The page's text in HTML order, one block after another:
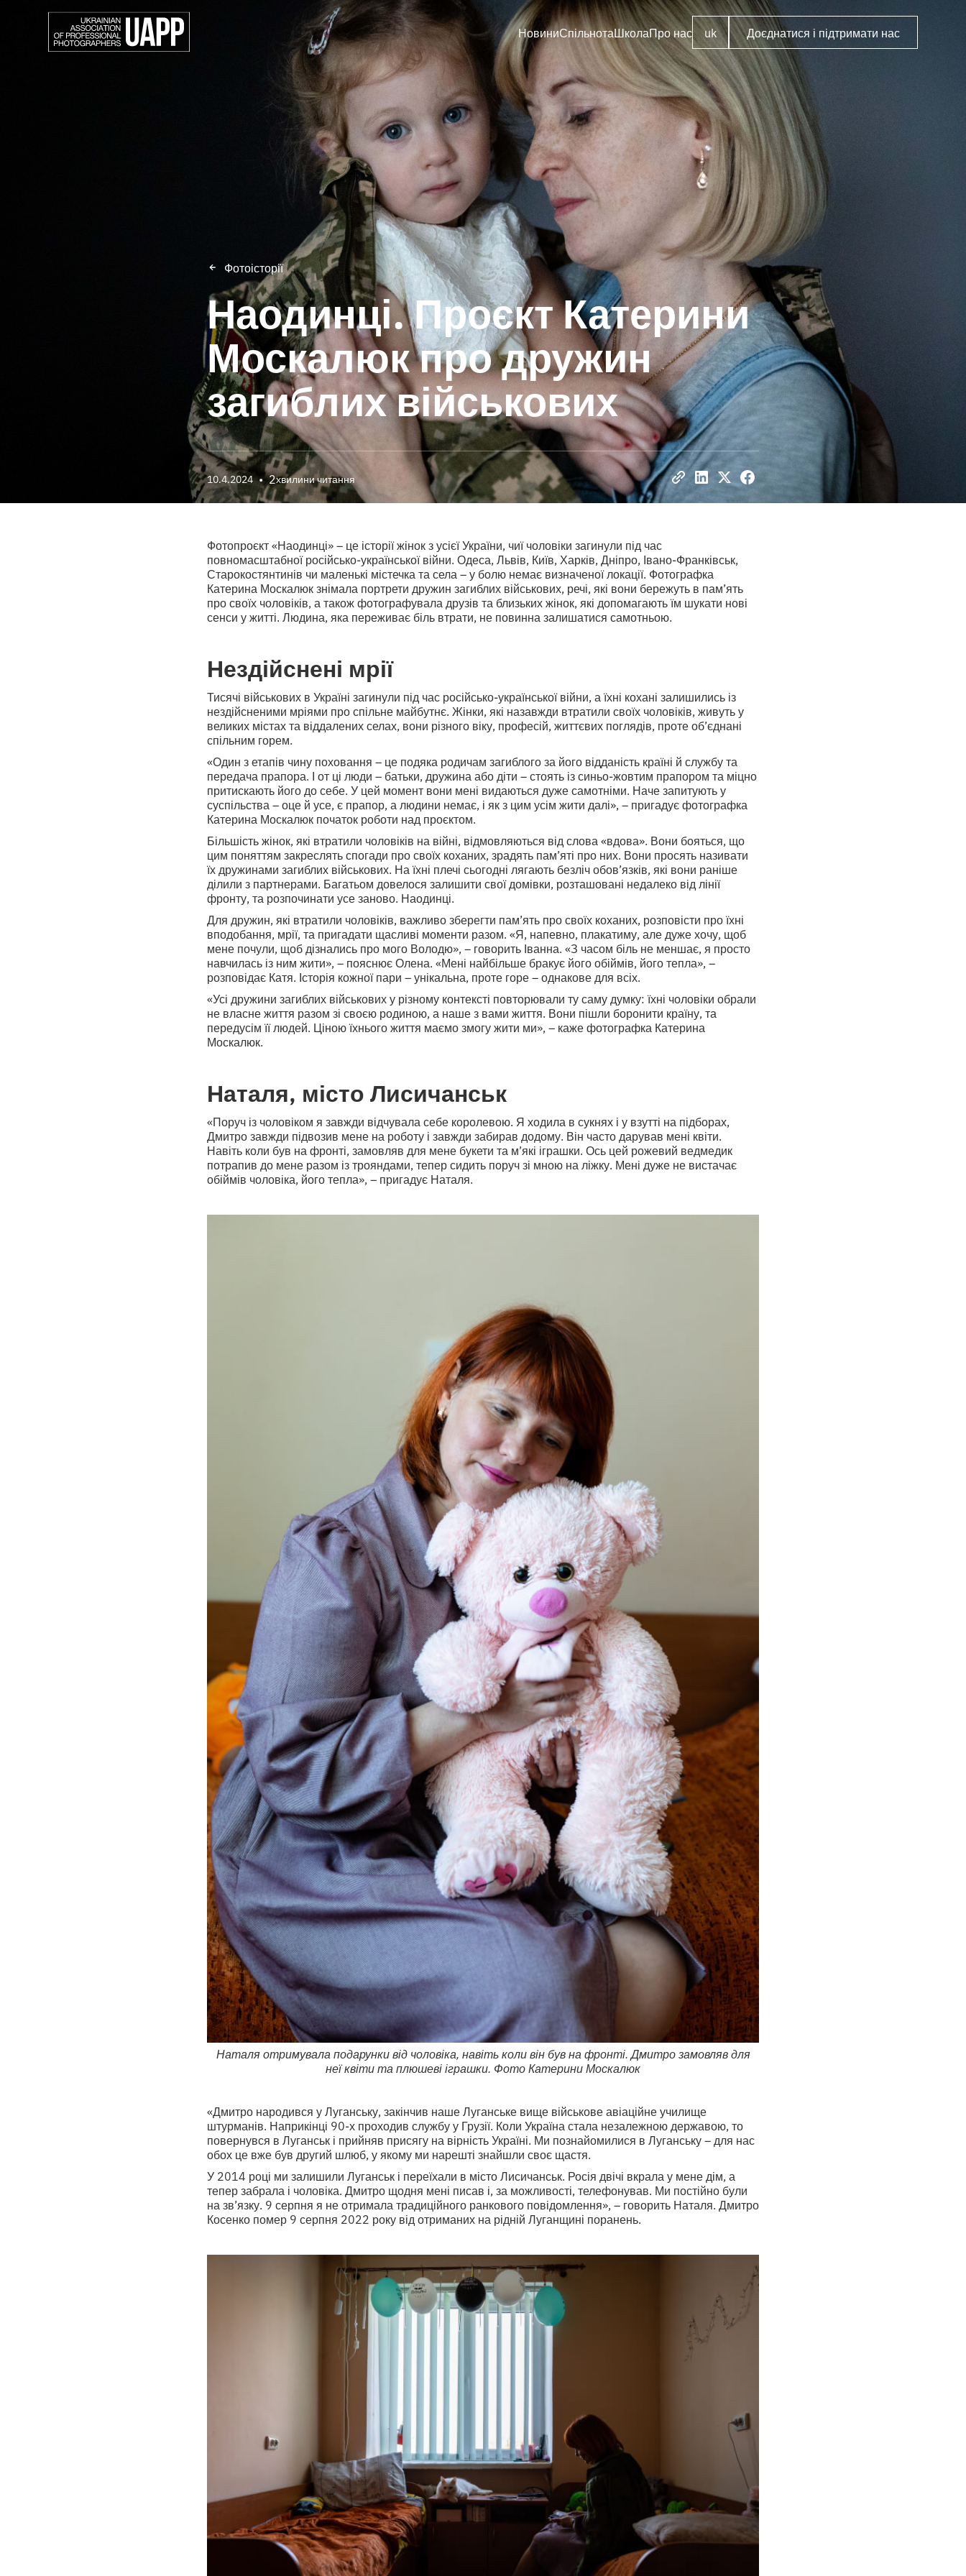
НовиниСпільнотаШколаПро нас uk Доєднатися і підтримати нас
Фотоісторії
Наодинці. Проєкт Катерини
Москалюк про дружин
загиблих військових
10.4.2024 • 2хвилини читання
Фотопроєкт «Наодинці» – це історії жінок з усієї України, чиї чоловіки загинули під час
повномасштабної російсько-української війни. Одеса, Львів, Київ, Харків, Дніпро, Івано-Франківськ,
Старокостянтинів чи маленькі містечка та села – у болю немає визначеної локації. Фотографка
Катерина Москалюк знімала портрети дружин загиблих військових, речі, які вони бережуть в пам’ять
про своїх чоловіків, а також фотографувала друзів та близьких жінок, які допомагають їм шукати нові
сенси у житті. Людина, яка переживає біль втрати, не повинна залишатися самотньою.
Нездійснені мрії
Тисячі військових в Україні загинули під час російсько-української війни, а їхні кохані залишились із
нездійсненими мріями про спільне майбутнє. Жінки, які назавжди втратили своїх чоловіків, живуть у
великих містах та віддалених селах, вони різного віку, професій, життєвих поглядів, проте об’єднані
спільним горем.
«Один з етапів чину поховання – це подяка родичам загиблого за його відданість країні й службу та
передача прапора. І от ці люди – батьки, дружина або діти – стоять із синьо-жовтим прапором та міцно
притискають його до себе. У цей момент вони мені видаються дуже самотніми. Наче запитують у
суспільства – оце й усе, є прапор, а людини немає, і як з цим усім жити далі», – пригадує фотографка
Катерина Москалюк початок роботи над проєктом.
Більшість жінок, які втратили чоловіків на війні, відмовляються від слова «вдова». Вони бояться, що
цим поняттям закреслять спогади про своїх коханих, зрадять пам’яті про них. Вони просять називати
їх дружинами загиблих військових. На їхні плечі сьогодні лягають безліч обов’язків, які вони раніше
ділили з партнерами. Багатьом довелося залишити свої домівки, розташовані недалеко від лінії
фронту, та розпочинати усе заново. Наодинці.
Для дружин, які втратили чоловіків, важливо зберегти пам’ять про своїх коханих, розповісти про їхні
вподобання, мрії, та пригадати щасливі моменти разом. «Я, напевно, плакатиму, але дуже хочу, щоб
мене почули, щоб дізнались про мого Володю», – говорить Іванна. «З часом біль не меншає, я просто
навчилась із ним жити», – пояснює Олена. «Мені найбільше бракує його обіймів, його тепла», –
розповідає Катя. Історія кожної пари – унікальна, проте горе – однакове для всіх.
«Усі дружини загиблих військових у різному контексті повторювали ту саму думку: їхні чоловіки обрали
не власне життя разом зі своєю родиною, а наше з вами життя. Вони пішли боронити країну, та
передусім її людей. Ціною їхнього життя маємо змогу жити ми», – каже фотографка Катерина
Москалюк.
Наталя, місто Лисичанськ
«Поруч із чоловіком я завжди відчувала себе королевою. Я ходила в сукнях і у взутті на підборах,
Дмитро завжди підвозив мене на роботу і завжди забирав додому. Він часто дарував мені квіти.
Навіть коли був на фронті, замовляв для мене букети та м’які іграшки. Ось цей рожевий ведмедик
потрапив до мене разом із трояндами, тепер сидить поруч зі мною на ліжку. Мені дуже не вистачає
обіймів чоловіка, його тепла», – пригадує Наталя.
Наталя отримувала подарунки від чоловіка, навіть коли він був на фронті. Дмитро замовляв для
неї квіти та плюшеві іграшки. Фото Катерини Москалюк
«Дмитро народився у Луганську, закінчив наше Луганське вище військове авіаційне училище
штурманів. Наприкінці 90-х проходив службу у Грузії. Коли Україна стала незалежною державою, то
повернувся в Луганськ і прийняв присягу на вірність Україні. Ми познайомилися в Луганську – для нас
обох це вже був другий шлюб, у якому ми нарешті знайшли своє щастя.
У 2014 році ми залишили Луганськ і переїхали в місто Лисичанськ. Росія двічі вкрала у мене дім, а
тепер забрала і чоловіка. Дмитро щодня мені писав і, за можливості, телефонував. Ми постійно були
на зв’язку. 9 серпня я не отримала традиційного ранкового повідомлення», – говорить Наталя. Дмитро
Косенко помер 9 серпня 2022 року від отриманих на рідній Луганщині поранень.